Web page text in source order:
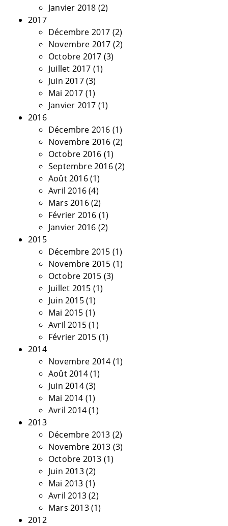
Janvier 2018 (2)
2017
Décembre 2017 (2)
Novembre 2017 (2)
Octobre 2017 (3)
Juillet 2017 (1)
Juin 2017(3)
Mai 2017 (1)
Janvier 2017 (1)
2016
Décembre 2016 (1)
Novembre 2016 (2)
Octobre 2016 (1)
Septembre 2016(2)
Août 2016(1)
Avril 2016(4)
Mars 2016(2)
Février 2016 (1)
Janvier 2016 (2)
2015
Décembre 2015 (1)
Novembre 2015 (1)
Octobre 2015 (3)
Juillet 2015 (1)
Juin 2015(1)
Mai 2015 (1)
Avril 2015(1)
Février 2015 (1)
2014
Novembre 2014 (1)
Août 2014(1)
Juin 2014(3)
Mai 2014 (1)
Avril 2014(1)
2013
Décembre 2013 (2)
Novembre 2013 (3)
Octobre 2013 (1)
Juin 2013(2)
Mai 2013 (1)
Avril 2013(2)
Mars 2013(1)
2012